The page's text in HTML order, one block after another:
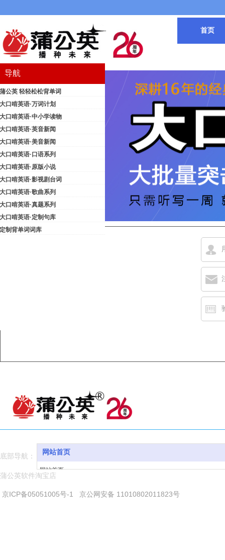
导航
蒲公英 轻轻松松背单词
大口啃英语·万词计划
大口啃英语·中小学读物
大口啃英语·英音新闻
大口啃英语·美音新闻
大口啃英语·口语系列
大口啃英语·原版小说
大口啃英语·影视剧台词
大口啃英语·歌曲系列
大口啃英语·真题系列
大口啃英语·定制句库
定制背单词词库
首页
网站首页
网站首页
常见问题
底部导航：
京ICP备05051005号-1 京公网安备 11010802011823号
蒲公英软件淘宝店